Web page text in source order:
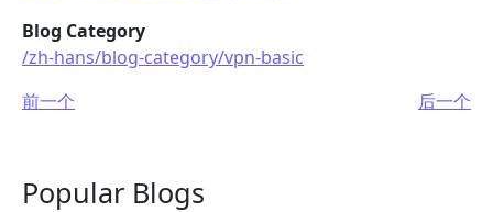
Blog Category
/zh-hans/blog-category/vpn-basic
前一个
后一个
Popular Blogs